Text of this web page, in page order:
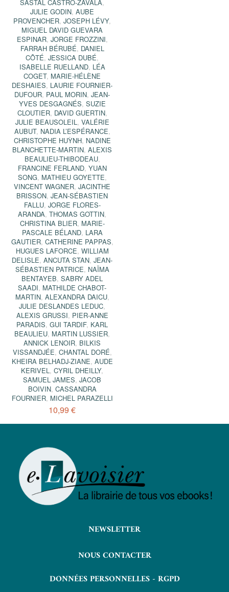
SASTAL CASTRO-ZAVALA,
JULIE GODIN,AUBE
PROVENCHER,JOSEPH LÉVY,
MIGUEL DAVID GUEVARA
ESPINAR, JORGE FROZZINI,
FARRAH BÉRUBÉ, DANIEL
CÔTÉ,JESSICA DUBÉ,
ISABELLE RUELLAND, LÉA
COGET, MARIE-HÉLÈNE
DESHAIES, LAURIE FOURNIER-
DUFOUR, PAUL MORIN,JEAN-
YVES DESGAGNÉS, SUZIE
CLOUTIER, DAVID GUERTIN,
JULIE BEAUSOLEIL, VALÉRIE
AUBUT, NADIA L’ESPÉRANCE,
CHRISTOPHE HUỲNH, NADINE
BLANCHETTE-MARTIN,ALEXIS
BEAULIEU-THIBODEAU,
FRANCINE FERLAND, YUAN
SONG, MATHIEU GOYETTE,
VINCENT WAGNER,JACINTHE
BRISSON,JEAN-SÉBASTIEN
FALLU, JORGE FLORES-
ARANDA,THOMAS GOTTIN,
CHRISTINA BLIER, MARIE-
PASCALE BÉLAND, LARA
GAUTIER, CATHERINE PAPPAS,
HUGUES LAFORCE, WILLIAM
DELISLE,ANCUTA STAN,JEAN-
SÉBASTIEN PATRICE, NAÏMA
BENTAYEB,SABRY ADEL
SAADI, MATHILDE CHABOT-
MARTIN, ALEXANDRA DAICU,
JULIE DESLANDES LEDUC,
ALEXIS GRUSSI, PIER-ANNE
PARADIS,GUI TARDIF, KARL
BEAULIEU, MARTIN LUSSIER,
ANNICK LENOIR, BILKIS
VISSANDJÉE, CHANTAL DORÉ,
KHEIRA BELHADJ-ZIANE, AUDE
KERIVEL,CYRIL DHEILLY,
SAMUEL JAMES,JACOB
BOIVIN, CASSANDRA
FOURNIER, MICHEL PARAZELLI
10,99 €
NEWSLETTER
NOUS CONTACTER
DONNÉES PERSONNELLES - RGPD